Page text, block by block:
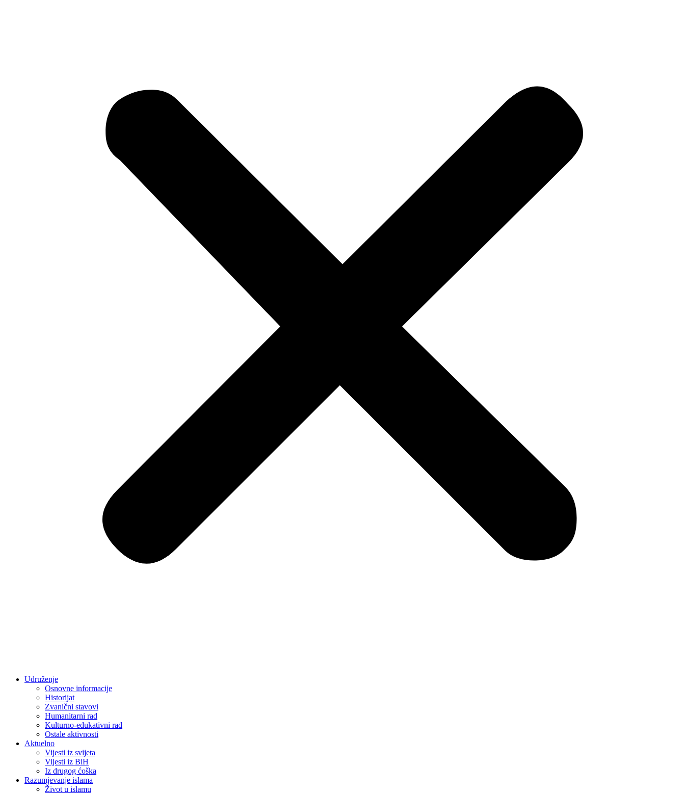
Udruženje
Osnovne informacije
Historijat
Zvanični stavovi
Humanitarni rad
Kulturno-edukativni rad
Ostale aktivnosti
Aktuelno
Vijesti iz svijeta
Vijesti iz BiH
Iz drugog ćoška
Razumjevanje islama
Život u islamu